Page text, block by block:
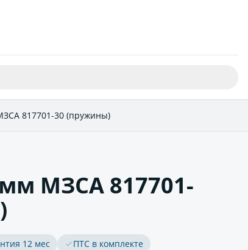
817701-30 (пружины)
МЗСА 817701-
12 мес
ПТС в комплекте